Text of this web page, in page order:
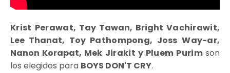
Krist Perawat, Tay Tawan, Bright Vachirawit,
Lee Thanat, Toy Pathompong, Joss Way-ar,
Nanon Korapat, Mek Jirakit y Pluem Purimson
los elegidos para BOYS DON'T CRY.